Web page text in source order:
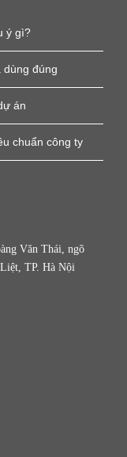
ý gì?
dùng đúng
án
chuẩn công ty
Văn Thái, ngõ
TP. Hà Nội